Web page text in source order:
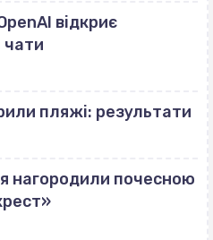
відкриє
чати
пляжі: результати
нагородили почесною